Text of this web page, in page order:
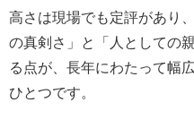
高さは現場でも定評があり
の真剣さ」と「人としての
る点が、長年にわたって幅
ひとつです。